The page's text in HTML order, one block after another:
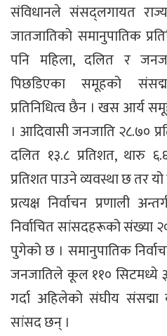
संविधानले संसद्लगायत
जातजातिको समानुपातिक
पनि महिला, दलित र
पिछडिएका समूहको
प्रतिनिधित्व छैन । खस आर्य
। आदिवासी जनजाति २८.७०
दलित १३.८ प्रतिशत, थारु
प्रतिशत पाउने व्यवस्था छ तर
प्रत्यक्ष निर्वाचन प्रणाली
निर्वाचित सांसदहरूको संख्या
पुगेको छ । समानुपातिक
जनजातिले कूल ११० सिटमध्ये
गर्दा अहिलेको संघीय
सांसद छन् ।